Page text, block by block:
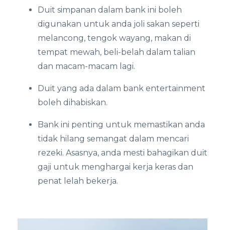
Duit simpanan dalam bank ini boleh
digunakan untuk anda joli sakan seperti
melancong, tengok wayang, makan di
tempat mewah, beli-belah dalam talian
dan macam-macam lagi.
Duit yang ada dalam bank entertainment
boleh dihabiskan.
Bank ini penting untuk memastikan anda
tidak hilang semangat dalam mencari
rezeki. Asasnya, anda mesti bahagikan duit
gaji untuk menghargai kerja keras dan
penat lelah bekerja.